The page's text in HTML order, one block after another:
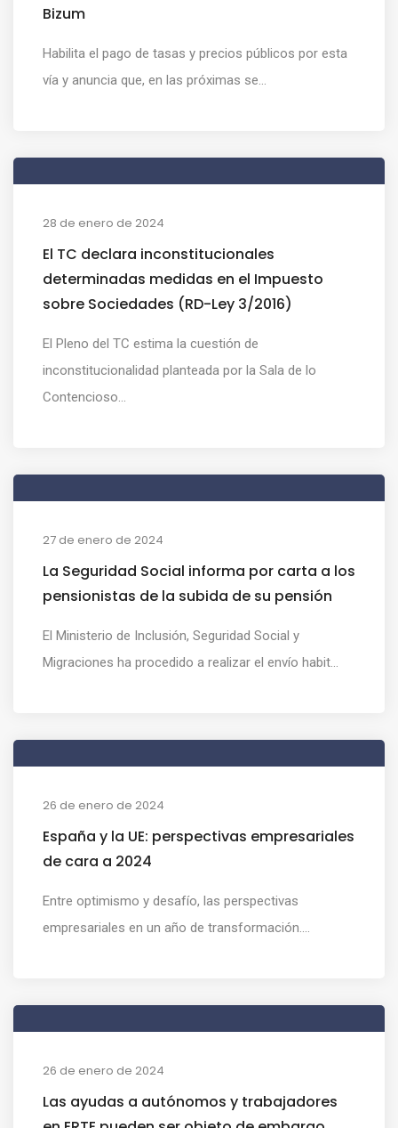
Bizum
Habilita el pago de tasas y precios públicos por esta
vía y anuncia que, en las próximas se...
28 de enero de 2024
El TC declara inconstitucionales
determinadas medidas en el Impuesto
sobre Sociedades (RD-Ley 3/2016)
El Pleno del TC estima la cuestión de
inconstitucionalidad planteada por la Sala de lo
Contencioso...
27 de enero de 2024
La Seguridad Social informa por carta a los
pensionistas de la subida de su pensión
El Ministerio de Inclusión, Seguridad Social y
Migraciones ha procedido a realizar el envío habit...
26 de enero de 2024
España y la UE: perspectivas empresariales
de cara a 2024
Entre optimismo y desafío, las perspectivas
empresariales en un año de transformación....
26 de enero de 2024
Las ayudas a autónomos y trabajadores